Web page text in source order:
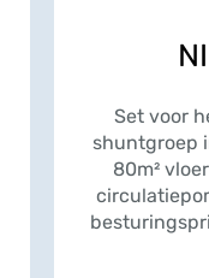
Set voor
shuntgroep
80m²